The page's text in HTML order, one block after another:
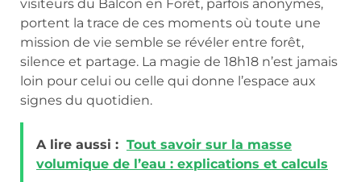
visiteurs du Balcon en Forêt, parfois anonymes,
portent la trace de ces moments où toute une
mission de vie semble se révéler entre forêt,
silence et partage. La magie de 18h18 n’est jamais
loin pour celui ou celle qui donne l’espace aux
signes du quotidien.
A lire aussi : Tout savoir sur la masse
volumique de l’eau : explications et calculs